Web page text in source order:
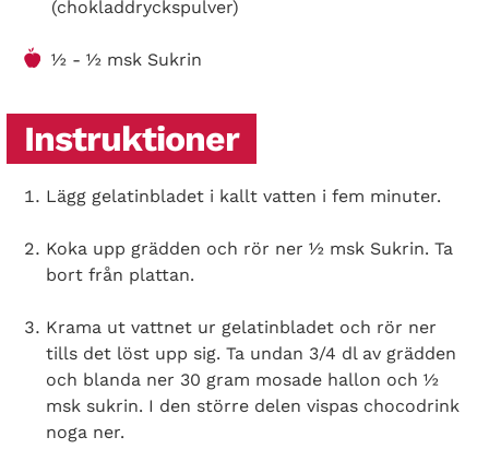
Search Diabetes Wellness Norge
(chokladdryckspulver)
½ - ½ msk Sukrin
Instruktioner
Lägg gelatinbladet i kallt vatten i fem minuter.
Koka upp grädden och rör ner ½ msk Sukrin. Ta
bort från plattan.
Krama ut vattnet ur gelatinbladet och rör ner
tills det löst upp sig. Ta undan 3/4 dl av grädden
och blanda ner 30 gram mosade hallon och ½
msk sukrin. I den större delen vispas chocodrink
noga ner.